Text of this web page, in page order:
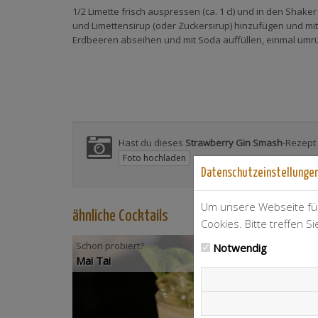
1/2 Limette frisch auspressen (ca. 1 cl) und in den
und Limettensirup (oder Zuckersirup) hinzufügen und
Erdbeeren abseihen und mit Soda auffüllen, einmal
Hast du dieses Strawberry Gin Smash-
Foto hochladen
ähnliche Cocktails
Schon probiert?
Mai Tai
Um unsere Webseite
Cookies. Bitte treffen
Notwendig